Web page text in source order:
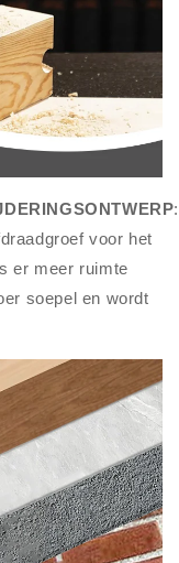
:
voor het
er meer ruimte
soepel en wordt